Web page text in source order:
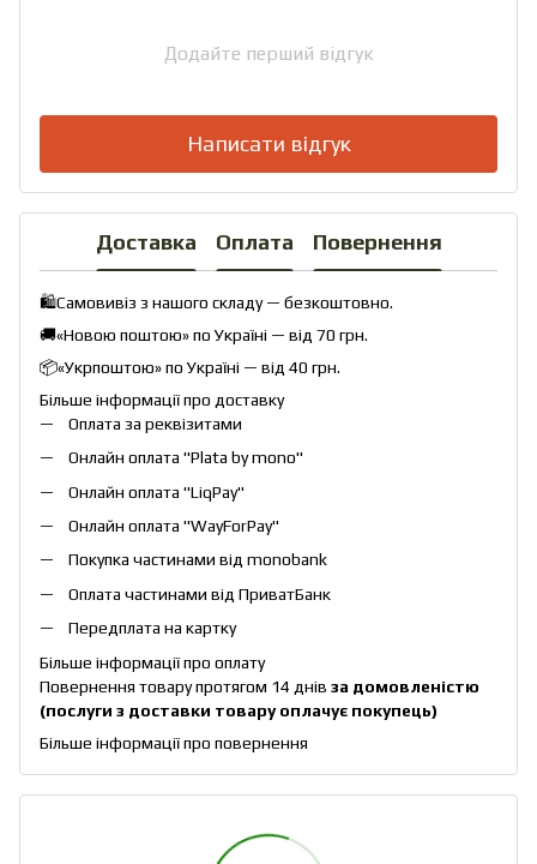
Додайте перший відгук
Написати відгук
Доставка Оплата Повернення
🛍️Самовивіз з нашого складу — безкоштовно.
🚚«Новою поштою» по Україні — від 70 грн.
📦«Укрпоштою» по Україні — від 40 грн.
Більше інформації про доставку
Оплата за реквізитами
Онлайн оплата "Plata by mono"
Онлайн оплата "LiqPay"
Онлайн оплата "WayForPay"
Покупка частинами від monobank
Оплата частинами від ПриватБанк
Передплата на картку
Більше інформації про оплату
Повернення товару протягом 14 днів за домовленістю
(послуги з доставки товару оплачує покупець)
Більше інформації про повернення